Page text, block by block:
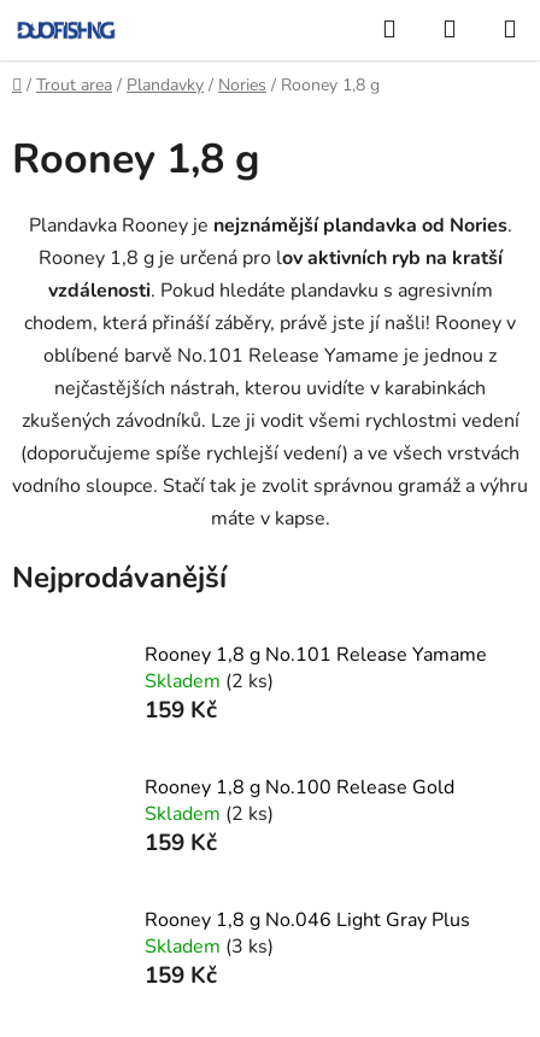
na
obsah
Hledat
KOŠÍK
Domů
/ Trout area / Plandavky / Nories / Rooney 1,8 g
Rooney 1,8 g
Plandavka Rooney je nejznámější plandavka od Nories.
Rooney 1,8 g je určená pro lov aktivních ryb na kratší
vzdálenosti. Pokud hledáte plandavku s agresivním
chodem, která přináší záběry, právě jste jí našli! Rooney v
oblíbené barvě No.101 Release Yamame je jednou z
nejčastějších nástrah, kterou uvidíte v karabinkách
zkušených závodníků. Lze ji vodit všemi rychlostmi vedení
(doporučujeme spíše rychlejší vedení) a ve všech vrstvách
vodního sloupce. Stačí tak je zvolit správnou gramáž a výhru
máte v kapse.
Nejprodávanější
Rooney 1,8 g No.101 Release Yamame
Skladem (2 ks)
159 Kč
Rooney 1,8 g No.100 Release Gold
Skladem (2 ks)
159 Kč
Rooney 1,8 g No.046 Light Gray Plus
Skladem (3 ks)
159 Kč